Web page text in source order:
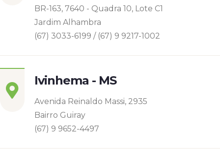
BR-163, 7640 - Quadra 10, Lote C1
Jardim Alhambra
(67) 3033-6199 / (67) 9 9217-1002
Ivinhema - MS
Avenida Reinaldo Massi, 2935
Bairro Guiray
(67) 9 9652-4497